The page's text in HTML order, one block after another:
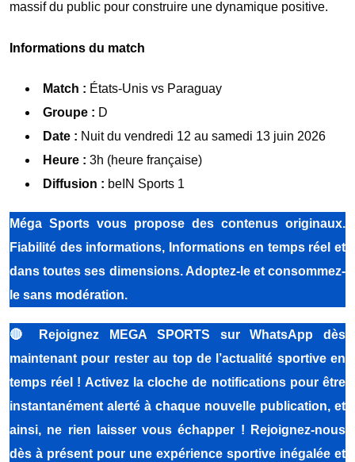
massif du public pour construire une dynamique positive.
Informations du match
Match : États-Unis vs Paraguay
Groupe : D
Date : Nuit du vendredi 12 au samedi 13 juin 2026
Heure : 3h (heure française)
Diffusion : beIN Sports 1
Méga Sports vous propose des contenus originaux.
Fiabilité des informations, Informations en temps réel et
dans toutes ses dimensions. Adoptez-le et consommez-
le sans modération.
🔴
Rejoignez MEGA SPORTS sur WhatsApp dès
maintenant pour rester au top de l’actualité sportive en
temps réel ! Activez la cloche de notifications pour être
instantanément alerté à chaque nouvelle publication, et
ainsi, ne rien laisser vous échapper ! Rejoignez-nous
dès à présent pour une expérience sportive inégalée et